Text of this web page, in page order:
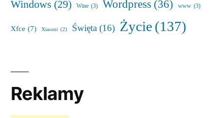
Windows (29) Wine (3) Wordpress (36) www (3)
Xfce (7) Xiaomi (2) Święta (16) Życie(137)
Reklamy